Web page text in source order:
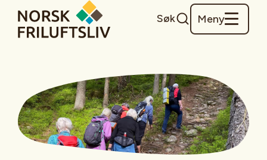
Søk Meny